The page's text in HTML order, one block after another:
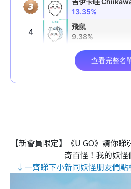
【新會員限定】《U GO》請你
奇百怪！我的妖怪
↓一齊睇下小新同妖怪朋友們